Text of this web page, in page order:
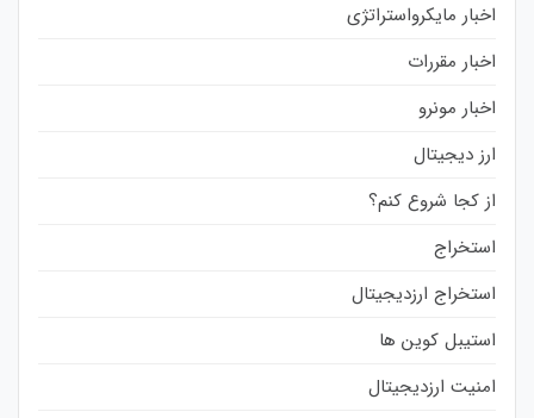
اخبار مایکرواستراتژی
اخبار مقررات
اخبار مونرو
ارز دیجیتال
از کجا شروع کنم؟
استخراج
استخراج ارزدیجیتال
استیبل کوین ها
امنیت ارزدیجیتال